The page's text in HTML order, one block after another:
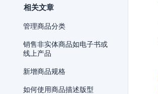
相关文章
管理商品分类
销售非实体商品如电子书或
线上产品
新增商品规格
如何使用商品描述版型